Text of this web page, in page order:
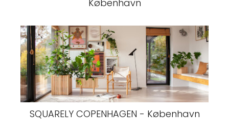
København
SQUARELY COPENHAGEN - København